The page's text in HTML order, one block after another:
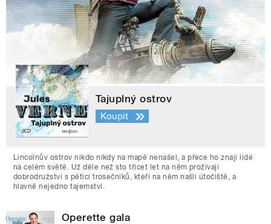
Tajuplný ostrov
Koupit
Lincolnův ostrov nikdo nikdy na mapě nenašel, a přece ho znají lidé
na celém světě. Už déle než sto třicet let na něm prožívají
dobrodružství s pěticí trosečníků, kteří na něm našli útočiště, a
hlavně nejedno tajemství.
Operette gala